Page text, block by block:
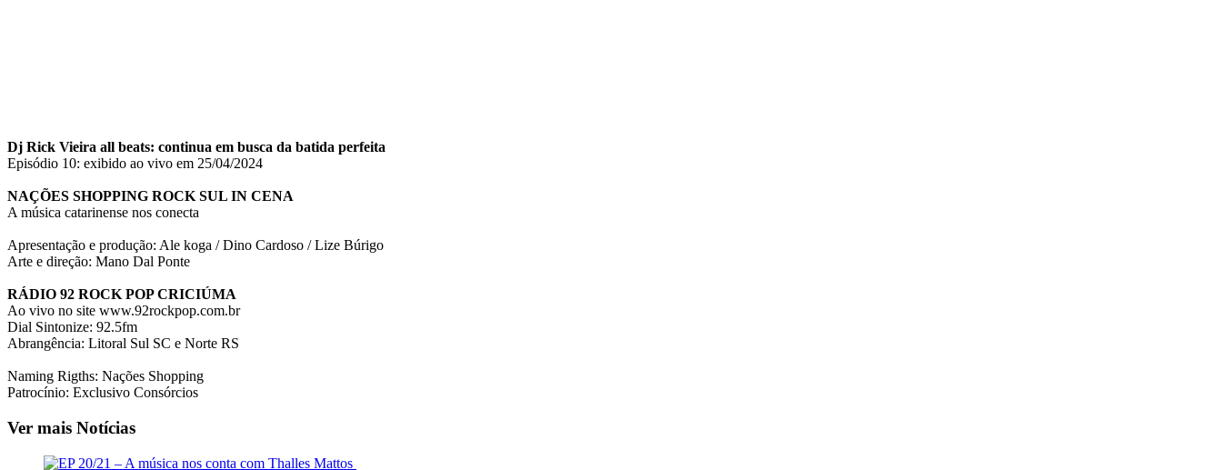
Dj Rick Vieira all beats: continua em busca da batida perfeita
Episódio 10: exibido ao vivo em 25/04/2024
NAÇÕES SHOPPING ROCK SUL IN CENA
A música catarinense nos conecta
Apresentação e produção: Ale koga / Dino Cardoso / Lize Búrigo
Arte e direção: Mano Dal Ponte
RÁDIO 92 ROCK POP CRICIÚMA
Ao vivo no site www.92rockpop.com.br
Dial Sintonize: 92.5fm
Abrangência: Litoral Sul SC e Norte RS
Naming Rigths: Nações Shopping
Patrocínio: Exclusivo Consórcios
Ver mais Notícias